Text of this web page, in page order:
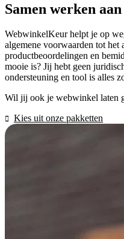
Samen werken
WebwinkelKeur helpt je op
algemene voorwaarden tot het
productbeoordelingen en
mooie is? Jij hebt geen
ondersteuning en tool is alles
Wil jij ook je webwinkel laten
Kies uit onze pakketten